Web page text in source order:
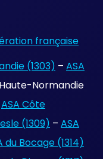
française
(1303) – ASA
Normandie
ASA Côte
(1309) – ASA
du Bocage (1314)